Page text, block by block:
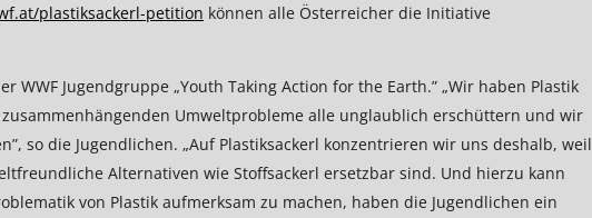
plastiksackerl-petition können alle Österreicher die Initiative
WWF Jugendgruppe „Youth Taking Action for the Earth.” „Wir haben Plastik
Umweltprobleme alle unglaublich erschüttern und wir
so die Jugendlichen. „Auf Plastiksackerl konzentrieren wir uns deshalb, weil
Alternativen wie Stoffsackerl ersetzbar sind. Und hierzu kann
von Plastik aufmerksam zu machen, haben die Jugendlichen ein